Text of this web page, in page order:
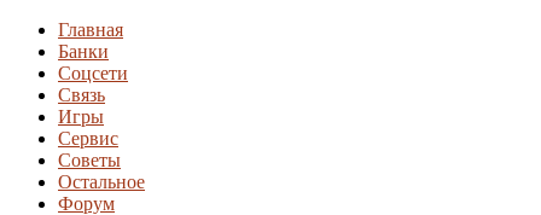
Главная
Банки
Соцсети
Связь
Игры
Сервис
Советы
Остальное
Форум